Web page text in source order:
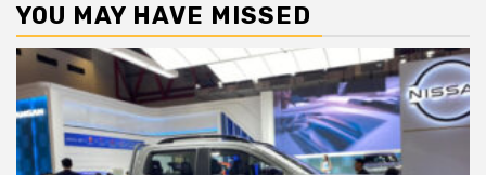
YOU MAY HAVE MISSED